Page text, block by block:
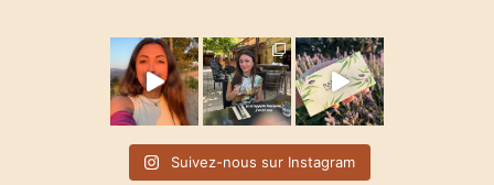
Suivez-nous sur Instagram